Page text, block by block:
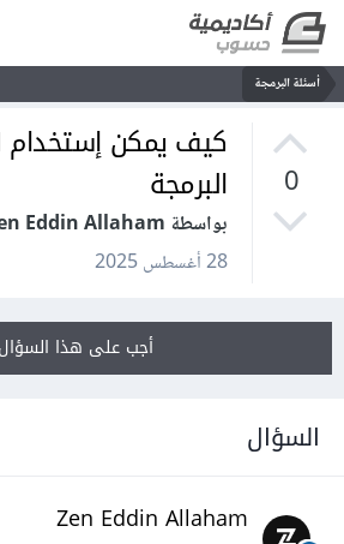
أسئلة البرمجة
0
البرمجة
بواسطة Zen Eddin Allaham
28 أغسطس 2025
أجب على هذا السؤال
السؤال
Zen Eddin Allaham